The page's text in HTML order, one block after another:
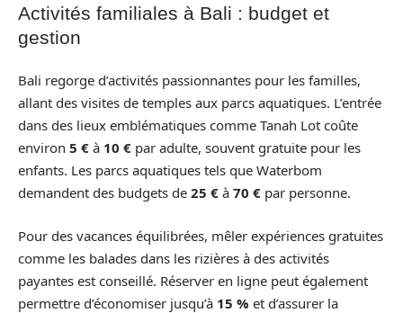
Activités familiales à Bali : budget et
gestion
Bali regorge d’activités passionnantes pour les familles,
allant des visites de temples aux parcs aquatiques. L’entrée
dans des lieux emblématiques comme Tanah Lot coûte
environ 5 € à 10 € par adulte, souvent gratuite pour les
enfants. Les parcs aquatiques tels que Waterbom
demandent des budgets de 25 € à 70 € par personne.
Pour des vacances équilibrées, mêler expériences gratuites
comme les balades dans les rizières à des activités
payantes est conseillé. Réserver en ligne peut également
permettre d’économiser jusqu’à 15 % et d’assurer la